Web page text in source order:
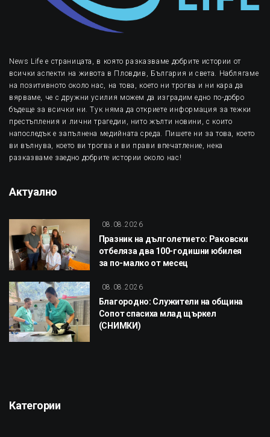
News Life е страницата, в която разказваме добрите истории от
всички аспекти на живота в Пловдив, България и света. Наблягаме
на позитивното около нас, на това, което ни трогва и ни кара да
вярваме, че с дружни усилия можем да изградим едно по-добро
бъдеще за всички ни. Тук няма да откриете информация за тежки
престъпления и лични трагедии, нито жълти новини, с които
напоследък е запълнена медийната среда. Пишете ни за това, което
ви вълнува, което ви трогва и ви прави впечатление, нека
разказваме заедно добрите истории около нас!
Актуално
08.08.2026
Празник на дълголетието: Раковски
отбеляза два 100-годишни юбилея
за по-малко от месец
08.08.2026
Благородно: Служители на община
Сопот спасиха млад щъркел
(СНИМКИ)
Категории